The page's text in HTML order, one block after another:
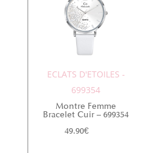
ECLATS D'ETOILES -
699354
Montre Femme
Bracelet Cuir – 699354
49.90€